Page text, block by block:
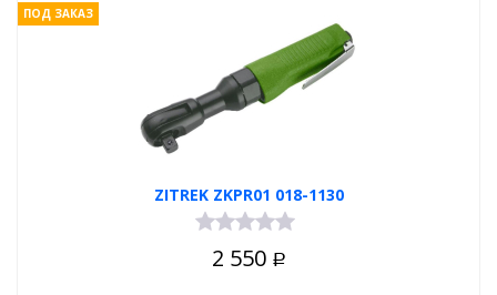
ZITREK ZKPR01 018-1130
ПОД ЗАКАЗ
2 550 Р